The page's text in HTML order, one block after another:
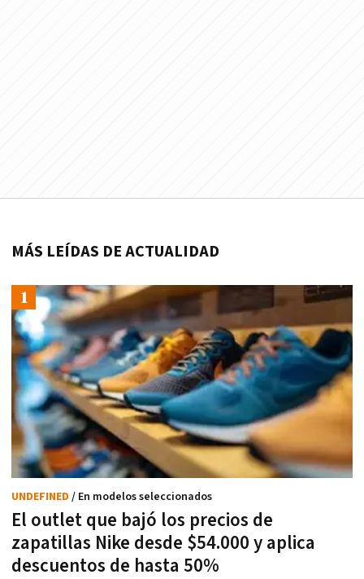
MÁS LEÍDAS DE ACTUALIDAD
El outlet que bajó los precios de
zapatillas Nike desde $54.000 y aplica
descuentos de hasta 50%
UNDEFINED / En modelos seleccionados